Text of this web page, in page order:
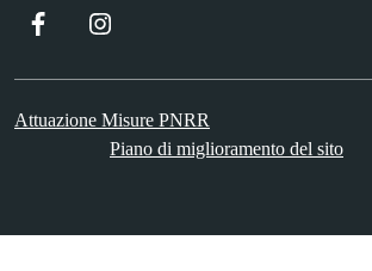
Facebook
Attuazione Misure PNRR
Piano di miglioramento del sito